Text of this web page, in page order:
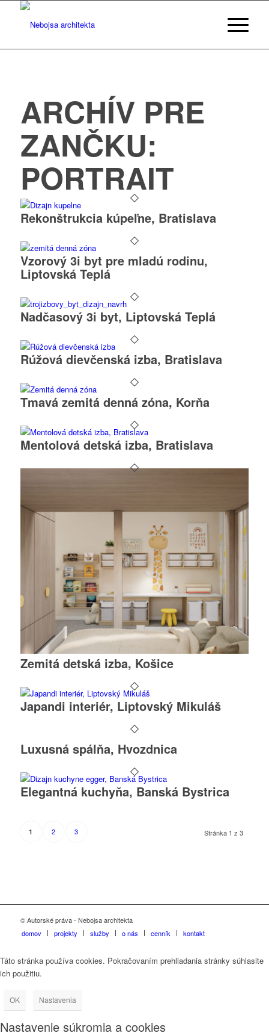
ARCHÍV PRE
ZANČKU:
PORTRAIT
Rekonštrukcia kúpeľne, Bratislava
Vzorový 3i byt pre mladú rodinu,
Liptovská Teplá
Nadčasový 3i byt, Liptovská Teplá
Rúžová dievčenská izba, Bratislava
Tmavá zemitá denná zóna, Korňa
Mentolová detská izba, Bratislava
Zemitá detská izba, Košice
Japandi interiér, Liptovský Mikuláš
Luxusná spálňa, Hvozdnica
Elegantná kuchyňa, Banská Bystrica
Stránka 1 z 3
1 2 3
© Autorské práva - Nebojsa architekta
domov
projekty služby o nás cenník kontakt
Táto stránka používa cookies. Pokračovaním prehliadania stránky súhlasite
ich použitiu.
OK Nastavenia
Nastavenie súkromia a cookies